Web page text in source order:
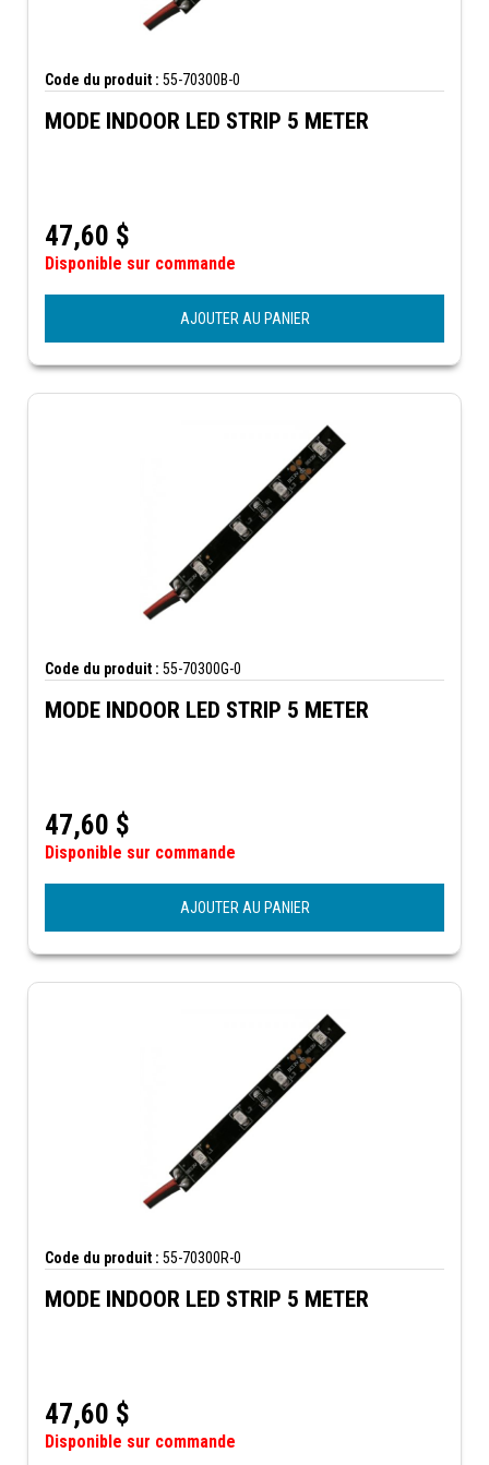
Code du produit : 55-70300B-0
MODE INDOOR LED STRIP 5 METER
47,60 $
Disponible sur commande
AJOUTER AU PANIER
Code du produit : 55-70300G-0
MODE INDOOR LED STRIP 5 METER
47,60 $
Disponible sur commande
AJOUTER AU PANIER
Code du produit : 55-70300R-0
MODE INDOOR LED STRIP 5 METER
47,60 $
Disponible sur commande